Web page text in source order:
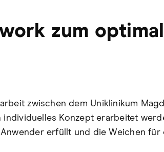
zum
zwischen dem Uniklinikum
individuelles Konzept erarbeitet
erfüllt und die Weichen für